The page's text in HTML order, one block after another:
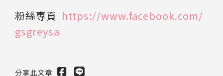
粉絲專頁 https://www.facebook.com/
gsgreysa
分享此文章